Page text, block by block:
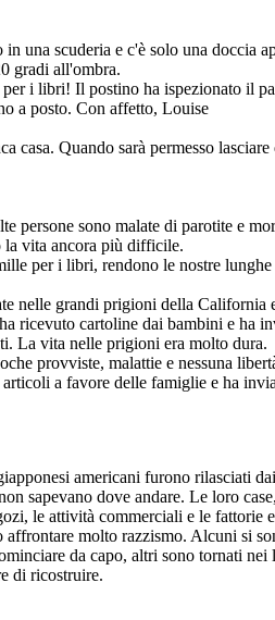
una scuderia e c'è solo una doccia
gradi all'ombra.
i libri! Il postino ha ispezionato il
a posto. Con affetto, Louise
casa. Quando sarà permesso lasciare
persone sono malate di parotite e
la vita ancora più difficile.
per i libri, rendono le nostre lunghe
nelle grandi prigioni della California
ricevuto cartoline dai bambini e ha
La vita nelle prigioni era molto dura.
provviste, malattie e nessuna
a favore delle famiglie e ha
americani furono rilasciati dai
sapevano dove andare. Le loro
le attività commerciali e le fattorie
affrontare molto razzismo. Alcuni si
da capo, altri sono tornati nei
di ricostruire.